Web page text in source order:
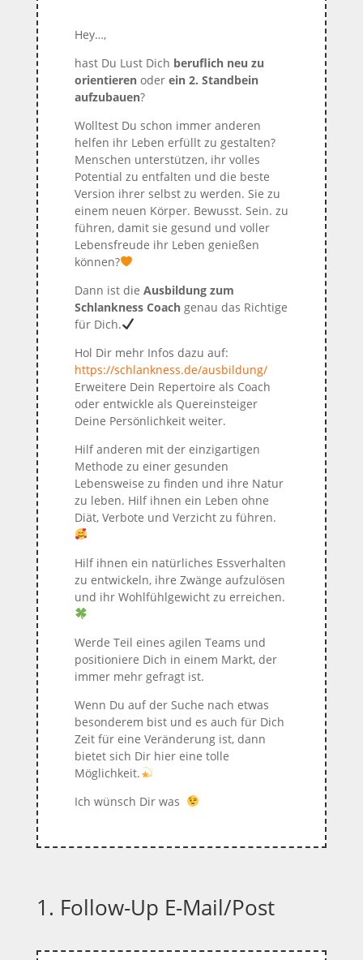
Hey…,
hast Du Lust Dich beruflich neu zu
orientieren oder ein 2. Standbein
aufzubauen?
Wolltest Du schon immer anderen
helfen ihr Leben erfüllt zu gestalten?
Menschen unterstützen, ihr volles
Potential zu entfalten und die beste
Version ihrer selbst zu werden. Sie zu
einem neuen Körper. Bewusst. Sein. zu
führen, damit sie gesund und voller
Lebensfreude ihr Leben genießen
können?
Dann ist die Ausbildung zum
Schlankness Coach genau das Richtige
für Dich.
Hol Dir mehr Infos dazu auf:
https://schlankness.de/ausbildung/
Erweitere Dein Repertoire als Coach
oder entwickle als Quereinsteiger
Deine Persönlichkeit weiter.
Hilf anderen mit der einzigartigen
Methode zu einer gesunden
Lebensweise zu finden und ihre Natur
zu leben. Hilf ihnen ein Leben ohne
Diät, Verbote und Verzicht zu führen.
Hilf ihnen ein natürliches Essverhalten
zu entwickeln, ihre Zwänge aufzulösen
und ihr Wohlfühlgewicht zu erreichen.
Werde Teil eines agilen Teams und
positioniere Dich in einem Markt, der
immer mehr gefragt ist.
Wenn Du auf der Suche nach etwas
besonderem bist und es auch für Dich
Zeit für eine Veränderung ist, dann
bietet sich Dir hier eine tolle
Möglichkeit.
Ich wünsch Dir was
1. Follow-Up E-Mail/Post